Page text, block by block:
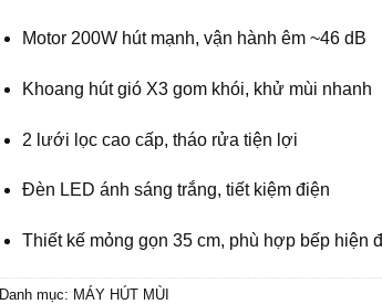
Motor 200W hút mạnh, vận hành êm ~46 dB
Khoang hút gió X3 gom khói, khử mùi nhanh
2 lưới lọc cao cấp, tháo rửa tiện lợi
Đèn LED ánh sáng trắng, tiết kiệm điện
Thiết kế mỏng gọn 35 cm, phù hợp bếp hiện
Danh mục: MÁY HÚT MÙI